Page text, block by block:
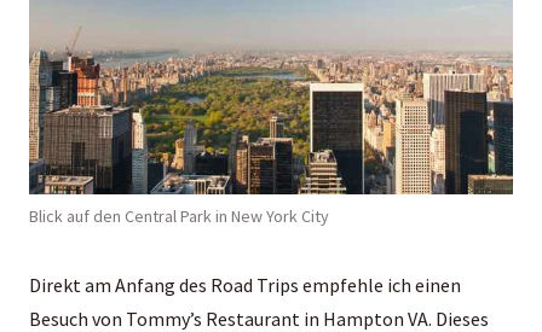
Blick auf den Central Park in New York City
Direkt am Anfang des Road Trips empfehle ich einen
Besuch von Tommy’s Restaurant in Hampton VA. Dieses